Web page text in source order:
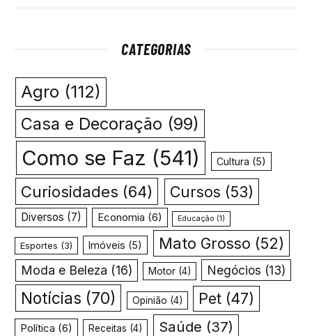
CATEGORIAS
Agro (112)
Casa e Decoração (99)
Como se Faz (541) Cultura (5)
Curiosidades (64) Cursos (53)
Diversos (7) Economia (6) Educação (1)
Esportes (3) Imóveis (5) Mato Grosso (52)
Moda e Beleza (16) Motor(4) Negócios (13)
Notícias (70) Opinião (4) Pet (47)
Política (6) Receitas (4) Saúde (37)